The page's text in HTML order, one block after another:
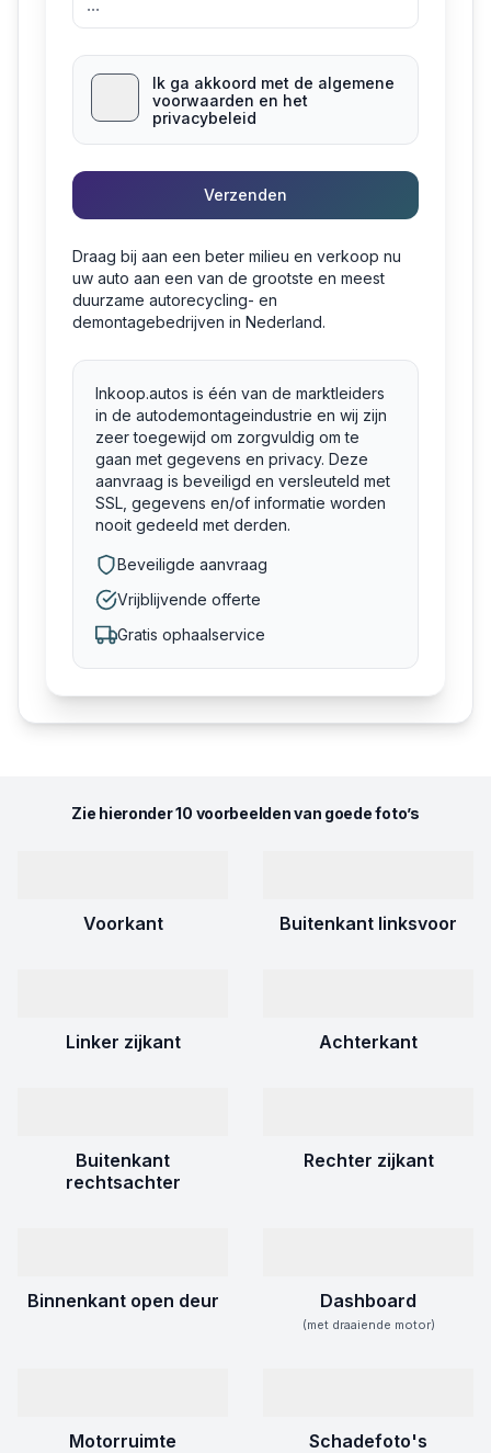
Ik ga akkoord met de algemene
voorwaarden en het
privacybeleid
Verzenden
Draag bij aan een beter milieu en verkoop nu
uw auto aan een van de grootste en meest
duurzame autorecycling- en
demontagebedrijven in Nederland.
Inkoop.autos is één van de marktleiders
in de autodemontageindustrie en wij zijn
zeer toegewijd om zorgvuldig om te
gaan met gegevens en privacy. Deze
aanvraag is beveiligd en versleuteld met
SSL, gegevens en/of informatie worden
nooit gedeeld met derden.
Beveiligde aanvraag
Vrijblijvende offerte
Gratis ophaalservice
Zie hieronder 10 voorbeelden van goede foto’s
Voorkant Buitenkant linksvoor
Linker zijkant Achterkant
Buitenkant
rechtsachter
Rechter zijkant
Binnenkant open deur Dashboard
(met draaiende motor)
Motorruimte Schadefoto's